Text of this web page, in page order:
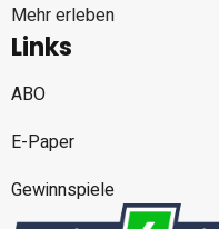
Mehr erleben
Links
ABO
E-Paper
Gewinnspiele